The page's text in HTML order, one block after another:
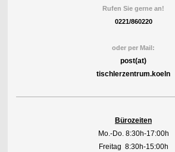
Rufen Sie gerne an!
0221/860220
oder per Mail:
post(at)
tischlerzentrum.koeln
Bürozeiten
Mo.-Do. 8:30h-17:00h
Freitag 8:30h-15:00h